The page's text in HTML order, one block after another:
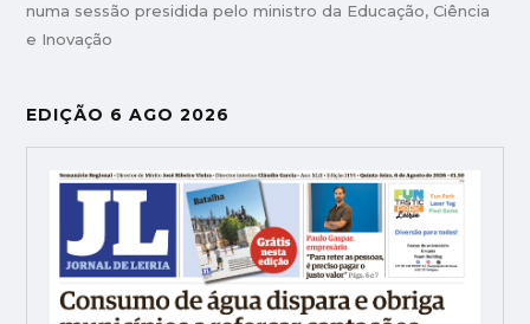
numa sessão presidida pelo ministro da Educação, Ciência
e Inovação
EDIÇÃO 6 AGO 2026